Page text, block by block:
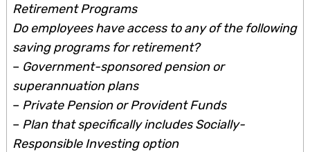
Retirement Programs
Do employees have access to any of the following
saving programs for retirement?
– Government-sponsored pension or
superannuation plans
– Private Pension or Provident Funds
– Plan that specifically includes Socially-
Responsible Investing option